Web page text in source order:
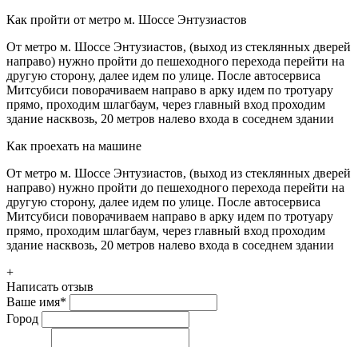
Как пройти от метро м. Шоссе Энтузиастов
От метро м. Шоссе Энтузиастов, (выход из стеклянных дверей
направо) нужно пройти до пешеходного перехода перейти на
другую сторону, далее идем по улице. После автосервиса
Митсубиси поворачиваем направо в арку идем по тротуару
прямо, проходим шлагбаум, через главный вход проходим
здание насквозь, 20 метров налево входа в соседнем здании
Как проехать на машине
От метро м. Шоссе Энтузиастов, (выход из стеклянных дверей
направо) нужно пройти до пешеходного перехода перейти на
другую сторону, далее идем по улице. После автосервиса
Митсубиси поворачиваем направо в арку идем по тротуару
прямо, проходим шлагбаум, через главный вход проходим
здание насквозь, 20 метров налево входа в соседнем здании
+
Написать отзыв
Ваше имя*
Город